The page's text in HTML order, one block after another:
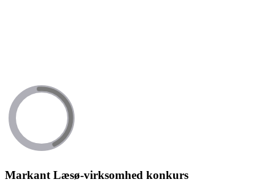
Markant Læsø-virksomhed konkurs